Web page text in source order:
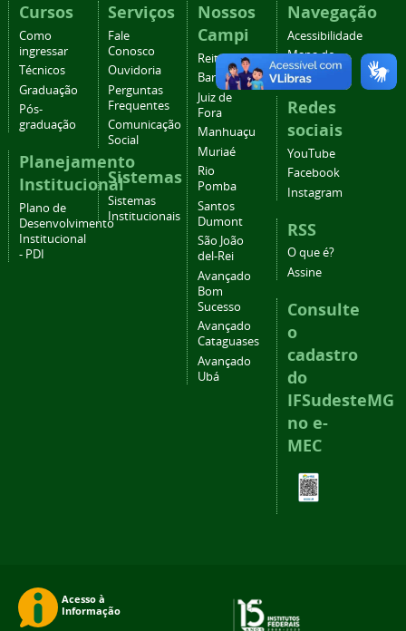
Cursos
Como
ingressar
Técnicos
Graduação
Pós-
graduação
Planejamento
Institucional
Plano de
Desenvolvimento
Institucional
- PDI
Serviços
Fale
Conosco
Ouvidoria
Perguntas
Frequentes
Comunicação
Social
Sistemas
Sistemas
Institucionais
Nossos
Campi
Reitoria
Barbacena
Juiz de
Fora
Manhuaçu
Muriaé
Rio
Pomba
Santos
Dumont
São João
del-Rei
Avançado
Bom
Sucesso
Avançado
Cataguases
Avançado
Ubá
Navegação
Acessibilidade
Mapa do
site
Redes
sociais
YouTube
Facebook
Instagram
RSS
O que é?
Assine
Consulte
o
cadastro
do
IFSudesteMG
no e-
MEC